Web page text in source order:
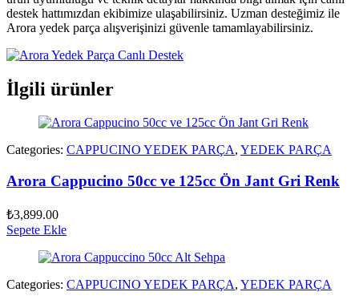
destek hattımızdan ekibimize ulaşabilirsiniz. Uzman desteğimiz ile
Arora yedek parça alışverişinizi güvenle tamamlayabilirsiniz.
İlgili ürünler
Categories: CAPPUCINO YEDEK PARÇA, YEDEK PARÇA
Arora Cappucino 50cc ve 125cc Ön Jant Gri Renk
₺3,899.00
Sepete Ekle
Categories: CAPPUCINO YEDEK PARÇA, YEDEK PARÇA